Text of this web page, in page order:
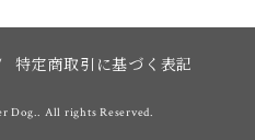
特定商取引に基づく表記
Dog.. All rights Reserved.